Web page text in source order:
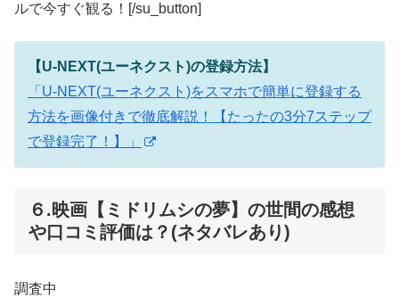
ルで今すぐ観る！[/su_button]
【U-NEXT(ユーネクスト)の登録方法】
「U-NEXT(ユーネクスト)をスマホで簡単に登録する
方法を画像付きで徹底解説！【たったの3分7ステップ
で登録完了！】」
６.映画【ミドリムシの夢】の世間の感想
や口コミ評価は？(ネタバレあり)
調査中